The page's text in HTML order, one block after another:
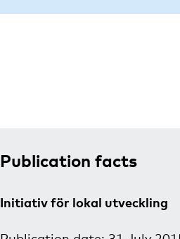
Publication facts
Initiativ för lokal utveckling